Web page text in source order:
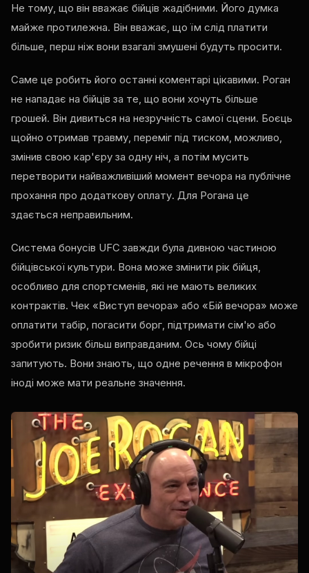
Не тому, що він вважає бійців жадібними. Його думка
майже протилежна. Він вважає, що їм слід платити
більше, перш ніж вони взагалі змушені будуть просити.
Саме це робить його останні коментарі цікавими. Роган
не нападає на бійців за те, що вони хочуть більше
грошей. Він дивиться на незручність самої сцени. Боєць
щойно отримав травму, переміг під тиском, можливо,
змінив свою кар'єру за одну ніч, а потім мусить
перетворити найважливіший момент вечора на публічне
прохання про додаткову оплату. Для Рогана це
здається неправильним.
Система бонусів UFC завжди була дивною частиною
бійцівської культури. Вона може змінити рік бійця,
особливо для спортсменів, які не мають великих
контрактів. Чек «Виступ вечора» або «Бій вечора» може
оплатити табір, погасити борг, підтримати сім'ю або
зробити ризик більш виправданим. Ось чому бійці
запитують. Вони знають, що одне речення в мікрофон
іноді може мати реальне значення.